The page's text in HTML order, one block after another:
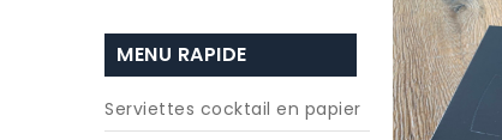
MENU RAPIDE
Serviettes cocktail en papier